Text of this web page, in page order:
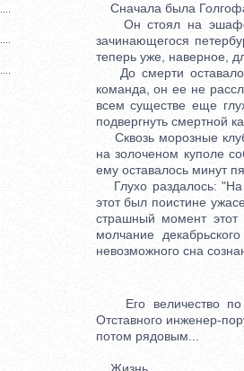
Сначала была
Он стоял на
зачинающегося
теперь уже, наверное,
До смерти
команда, он ее не
всем существе еще
подвергнуть смертной
Сквозь морозные
на золоченом куполе
ему оставалось минут
Глухо раздалось: "На
этот был поистине
страшный момент этот
молчание
невозможного сна
Его величество по
Отставного инженер-
потом рядовым...